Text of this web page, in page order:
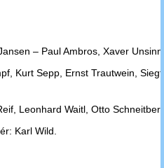
– Paul Ambros, Xaver
Kurt Sepp, Ernst Trautwein,
Leonhard Waitl, Otto
Karl Wild.